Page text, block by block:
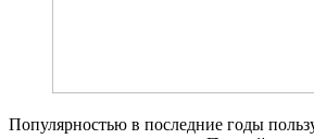
Популярностью в последние годы